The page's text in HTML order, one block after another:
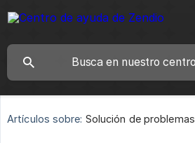
Artículos sobre: Solución de problemas